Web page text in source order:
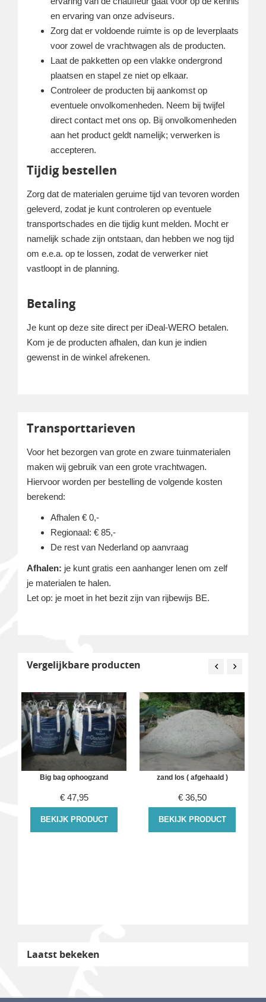
en ervaring van onze adviseurs.
Zorg dat er voldoende ruimte is op de leverplaats
voor zowel de vrachtwagen als de producten.
Laat de pakketten op een vlakke ondergrond
plaatsen en stapel ze niet op elkaar.
Controleer de producten bij aankomst op
eventuele onvolkomenheden. Neem bij twijfel
direct contact met ons op. Bij onvolkomenheden
aan het product geldt namelijk; verwerken is
accepteren.
Tijdig bestellen
Zorg dat de materialen geruime tijd van tevoren worden
geleverd, zodat je kunt controleren op eventuele
transportschades en die tijdig kunt melden. Mocht er
namelijk schade zijn ontstaan, dan hebben we nog tijd
om e.e.a. op te lossen, zodat de verwerker niet
vastloopt in de planning.
Betaling
Je kunt op deze site direct per iDeal-WERO betalen.
Kom je de producten afhalen, dan kun je indien
gewenst in de winkel afrekenen.
Transporttarieven
Voor het bezorgen van grote en zware tuinmaterialen
maken wij gebruik van een grote vrachtwagen.
Hiervoor worden per bestelling de volgende kosten
berekend:
Afhalen € 0,-
Regionaal: € 85,-
De rest van Nederland op aanvraag
Afhalen: je kunt gratis een aanhanger lenen om zelf
je materialen te halen.
Let op: je moet in het bezit zijn van rijbewijs BE.
Vergelijkbare producten
Big bag ophoogzand
€ 47,95
BEKIJK PRODUCT
zand los ( afgehaald )
€ 36,50
BEKIJK PRODUCT
Laatst bekeken